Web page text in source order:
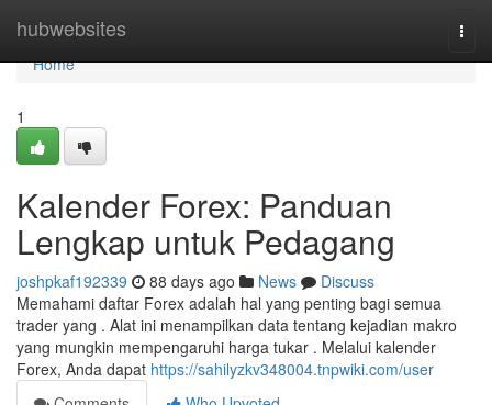
hubwebsites
Home
Home
1
Kalender Forex: Panduan
Lengkap untuk Pedagang
joshpkaf192339 88 days ago News
Discuss
Memahami daftar Forex adalah hal yang penting bagi semua
trader yang . Alat ini menampilkan data tentang kejadian makro
yang mungkin mempengaruhi harga tukar . Melalui kalender
Forex, Anda dapat https://sahilyzkv348004.tnpwiki.com/user